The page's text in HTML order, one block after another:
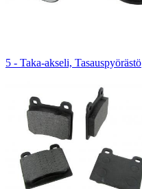
5 - Taka-akseli, Tasauspyörästö